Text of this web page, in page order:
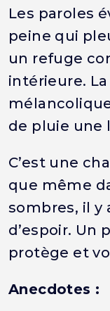
Les paroles
peine qui
un refuge
intérieure.
de pluie une
C’est une
que même
sombres, il y
d’espoir. Un
protège et
Anecdotes :